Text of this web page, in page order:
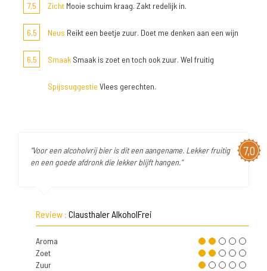
7,5
Zicht Mooie schuim kraag. Zakt redelijk in.
6,5 Neus Reikt een beetje zuur. Doet me denken aan een wijn
6,5 Smaak Smaak is zoet en toch ook zuur. Wel fruitig
Spijssuggestie Vlees gerechten.
7,0
"Voor een alcoholvrij bier is dit een aangename. Lekker fruitig
en een goede afdronk die lekker blijft hangen."
Review : Clausthaler AlkoholFrei
Aroma
Zoet
Zuur